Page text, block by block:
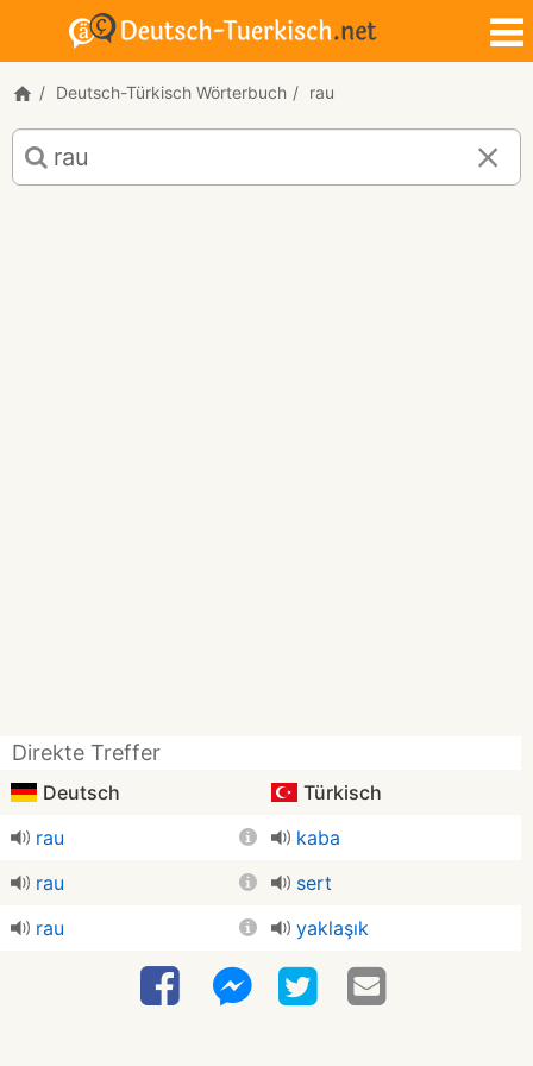
Deutsch-Türkisch Wörterbuch rau
Deutsch-
Türkisch
Übersetzung
Direkte Treffer
Deutsch
Türkisch
rau
kaba
rau
sert
rau
yaklaşık